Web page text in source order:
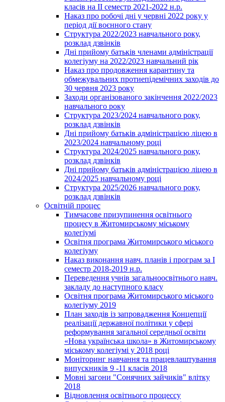
класів на ІІ семестр 2021-2022 н.р.
Наказ про робочі дні у червні 2022 року у
період дії воєнного стану
Структура 2022/2023 навчального року,
розклад дзвінків
Дні прийому батьків членами адміністрації
колегіуму на 2022/2023 навчальний рік
Наказ про продовження карантину та
обмежувальних протиепідемічних заходів до
30 червня 2023 року
Заходи організованого закінчення 2022/2023
навчального року
Структура 2023/2024 навчального року,
розклад дзвінків
Дні прийому батьків адміністрацією ліцею в
2023/2024 навчальному році
Структура 2024/2025 навчального року,
розклад дзвінків
Дні прийому батьків адміністрацією ліцею в
2024/2025 навчальному році
Структура 2025/2026 навчального року,
розклад дзвінків
Освітній процес
Тимчасове призупинення освітнього
процесу в Житомирському міському
колегіумі
Освітня програма Житомирського міського
колегіуму
Наказ виконання навч. планів і програм за І
семестр 2018-2019 н.р.
Переведення учнів загальноосвітнього навч.
закладу до наступного класу
Освітня програма Житомирського міського
колегіуму 2019
План заходів із запровадження Концепції
реалізації державної політики у сфері
реформування загальної середньої освіти
«Нова українська школа» в Житомирському
міському колегіумі у 2018 році
Моніторинг навчання та працевлаштування
випускників 9 -11 класів 2018
Мовні загони "Сонячних зайчиків" влітку
2018
Відновлення освітнього процессу